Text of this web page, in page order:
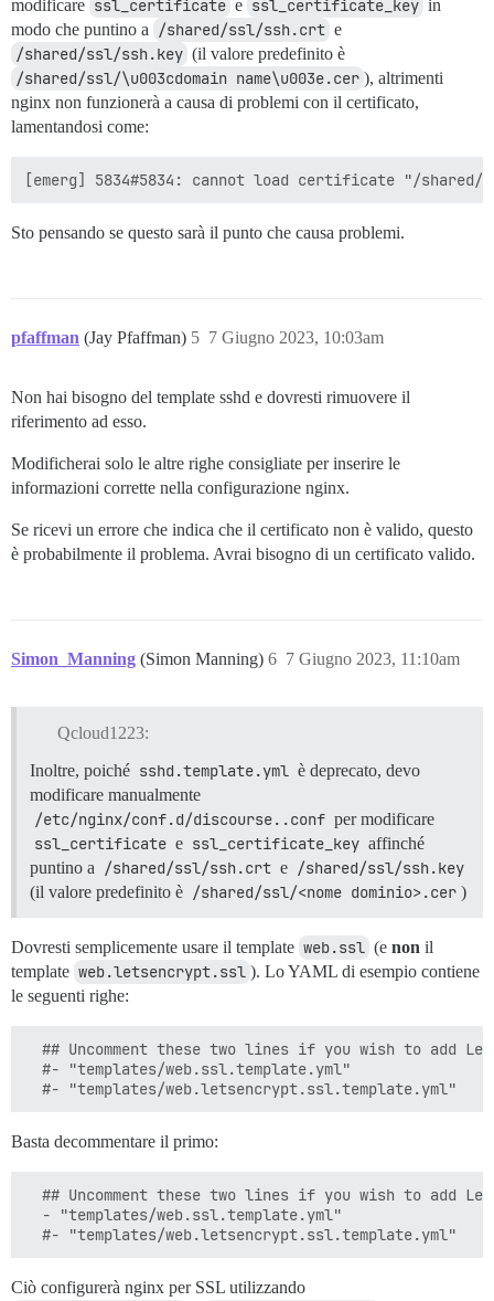
modificare ssl_certificate e ssl_certificate_key in
modo che puntino a
/shared/ssl/ssh.crt e
/shared/ssl/ssh.key (il valore predefinito è
/shared/ssl/\u003cdomain name\u003e.cer ), altrimenti
nginx non funzionerà a causa di problemi con il certificato,
lamentandosi come:
Sto pensando se questo sarà il punto che causa problemi.
pfaffman (Jay Pfaffman) 7 Giugno 2023, 10:03am
5
Non hai bisogno del template sshd e dovresti rimuovere il
riferimento ad esso.
Modificherai solo le altre righe consigliate per inserire le
informazioni corrette nella configurazione nginx.
Se ricevi un errore che indica che il certificato non è valido, questo
è probabilmente il problema. Avrai bisogno di un certificato valido.
Simon_Manning (Simon Manning) 7 Giugno 2023, 11:10am
6
Qcloud1223:
Inoltre, poiché sshd.template.yml è deprecato, devo
modificare manualmente
/etc/nginx/conf.d/discourse..conf per modificare
ssl_certificate e ssl_certificate_key affinché
puntino a
/shared/ssl/ssh.crt e /shared/ssl/ssh.key
(il valore predefinito è /shared/ssl/<nome dominio>.cer )
Dovresti semplicemente usare il template web.ssl (e non il
template web.letsencrypt.ssl ). Lo YAML di esempio contiene
le seguenti righe:
## Uncomment these two lines if you wish to add
  #- "templates/web.ssl.template.yml"
Basta decommentare il primo:
## Uncomment these two lines if you wish to add
  - "templates/web.ssl.template.yml"
Ciò configurerà nginx per SSL utilizzando